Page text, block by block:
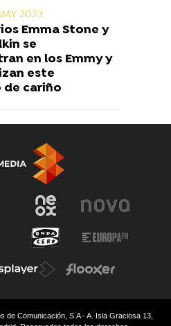
2023
Emma Stone y
se
en los Emmy y
este
cariño
de Comunicación, S.A - A. Isla Graciosa 13,